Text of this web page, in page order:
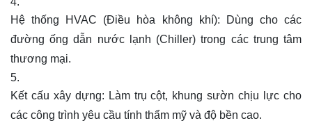
Hệ thống HVAC (Điều hòa không khí): Dùng cho các
đường ống dẫn nước lạnh (Chiller) trong các trung tâm
thương mại.
Kết cấu xây dựng: Làm trụ cột, khung sườn chịu lực cho
các công trình yêu cầu tính thẩm mỹ và độ bền cao.